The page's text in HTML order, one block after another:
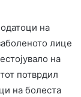
на
лице
на
потврдил
на болеста